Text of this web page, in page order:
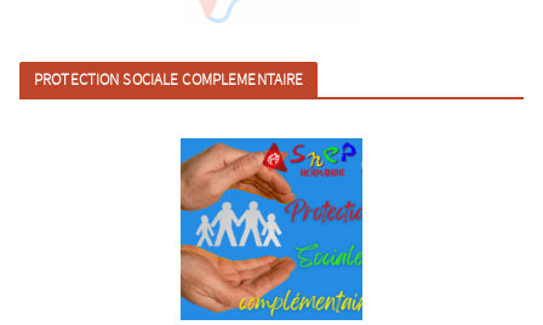
PROTECTION SOCIALE COMPLEMENTAIRE